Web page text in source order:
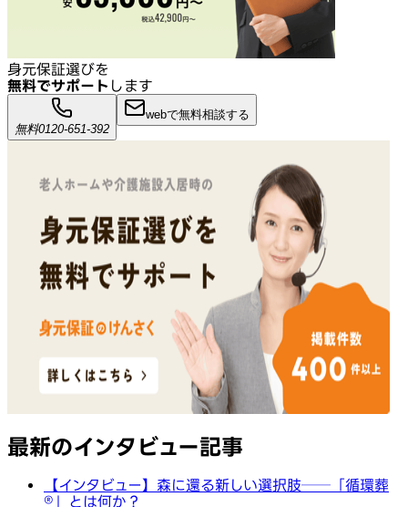
身元保証選びを
無料でサポート します
無料0120-651-392
webで無料相談する
最新のインタビュー記事
【インタビュー】森に還る新しい選択肢──「循環葬
®︎」とは何か？